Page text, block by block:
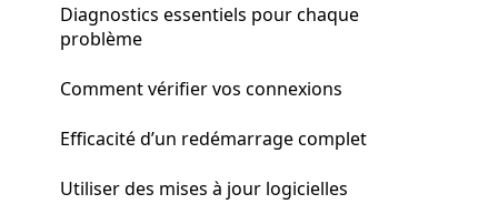
Diagnostics essentiels pour chaque
problème
Comment vérifier vos connexions
Efficacité d’un redémarrage complet
Utiliser des mises à jour logicielles